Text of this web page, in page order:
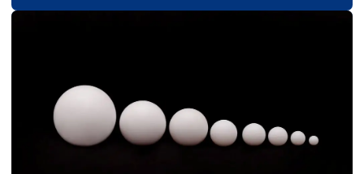
Esferas de polipropileno
Esferas de precisão